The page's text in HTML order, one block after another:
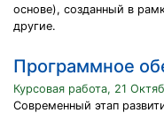
основе), созданный в
другие.
Программное
Курсовая работа, 21
Современный этап